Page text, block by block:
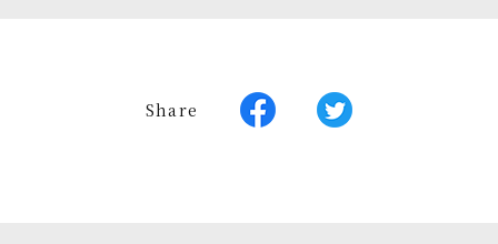
Share